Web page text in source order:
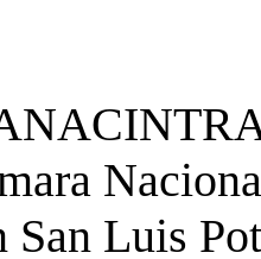
San Luis